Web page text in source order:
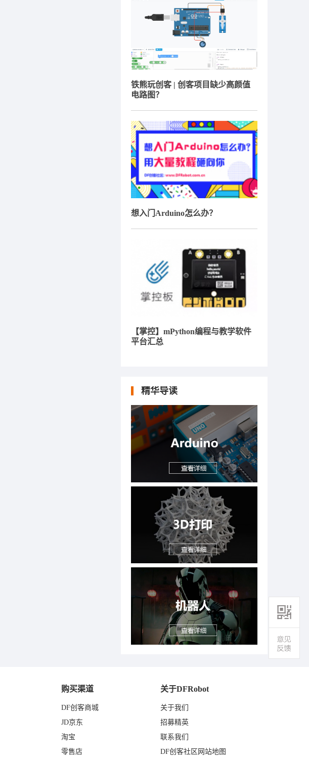
铁熊玩创客 | 创客项目缺少高颜值
电路图？
想入门Arduino怎么办？
【掌控】mPython编程与教学软件
平台汇总
精华导读
购买渠道
DF创客商城
JD京东
淘宝
零售店
关于DFRobot
关于我们
招募精英
联系我们
DF创客社区网站地图